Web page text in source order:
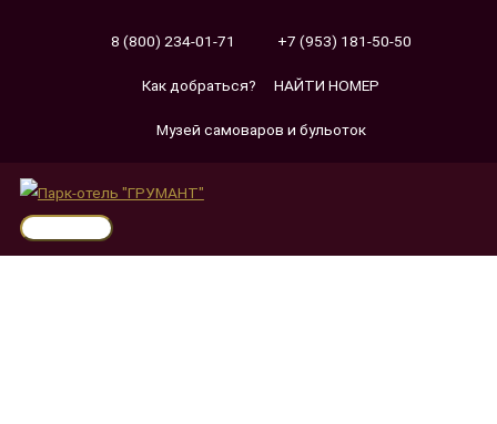
8 (800) 234-01-71 +7 (953) 181-50-50
Как добраться? НАЙТИ НОМЕР
Музей самоваров и бульоток